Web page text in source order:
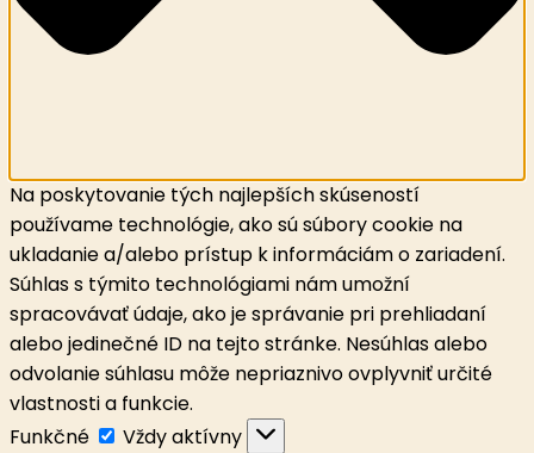
Na poskytovanie tých najlepších skúseností
používame technológie, ako sú súbory cookie na
ukladanie a/alebo prístup k informáciám o zariadení.
Súhlas s týmito technológiami nám umožní
spracovávať údaje, ako je správanie pri prehliadaní
alebo jedinečné ID na tejto stránke. Nesúhlas alebo
odvolanie súhlasu môže nepriaznivo ovplyvniť určité
vlastnosti a funkcie.
Funkčné
Funkčné
Vždy aktívny